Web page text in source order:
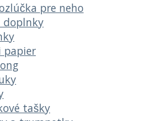
pre neho
doplnky
papier
tašky